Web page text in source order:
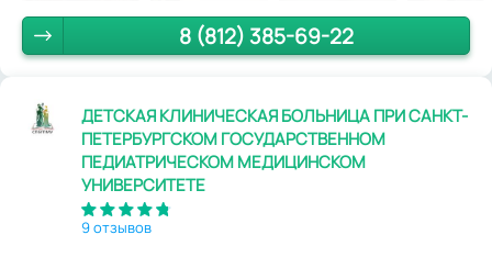
8 (812) 385-69-22
ДЕТСКАЯ КЛИНИЧЕСКАЯ БОЛЬНИЦА ПРИ САНКТ-
ПЕТЕРБУРГСКОМ ГОСУДАРСТВЕННОМ
ПЕДИАТРИЧЕСКОМ МЕДИЦИНСКОМ
УНИВЕРСИТЕТЕ
9 отзывов